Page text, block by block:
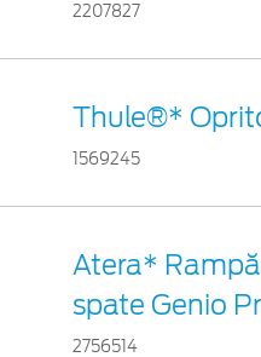
2207827
Thule®*
1569245
Atera*
spate Genio
2756514